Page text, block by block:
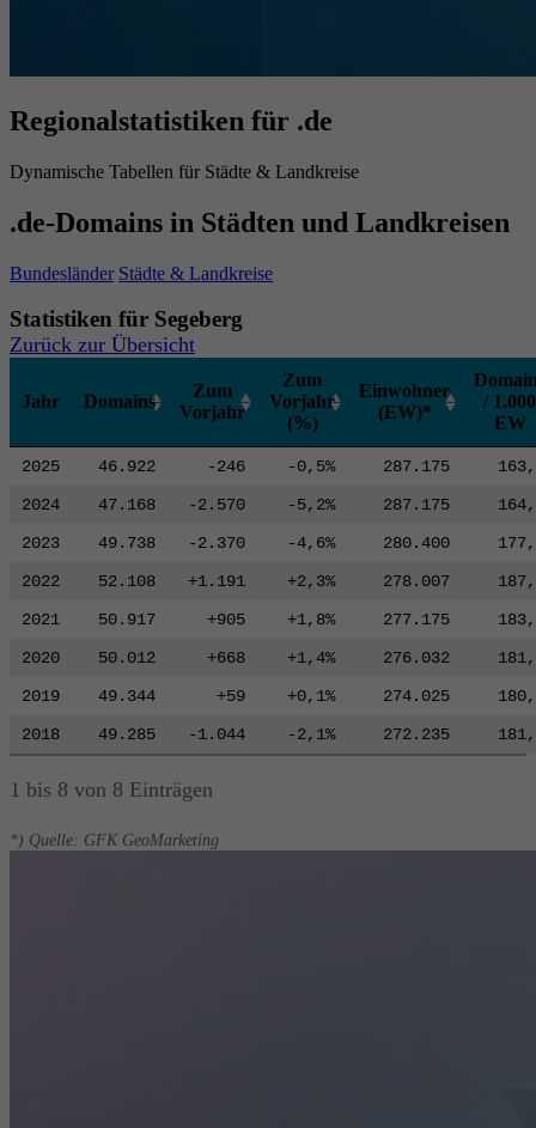
Regionalstatistiken für .de
Dynamische Tabellen für Städte & Landkreise
.de-Domains in Städten und Landkreisen
Bundesländer Städte & Landkreise
Statistiken für Segeberg
Zurück zur Übersicht
Jahr Domains
Zum
Vorjahr
Zum
Vorjahr
(%)
Einwohner
(EW)*
/ 1.000
EW
2025 46.922 -246 -0,5% 287.175
2024
47.168 -2.570 -5,2% 287.175
2023
49.738 -2.370 -4,6% 280.400
2022
52.108 +1.191 +2,3% 278.007
2021
50.917 +905 +1,8% 277.175
2020
50.012 +668 +1,4% 276.032
2019
49.344 +59 +0,1% 274.025
2018
49.285 -1.044 -2,1% 272.235
1 bis 8 von 8 Einträgen
*) Quelle: GFK GeoMarketing